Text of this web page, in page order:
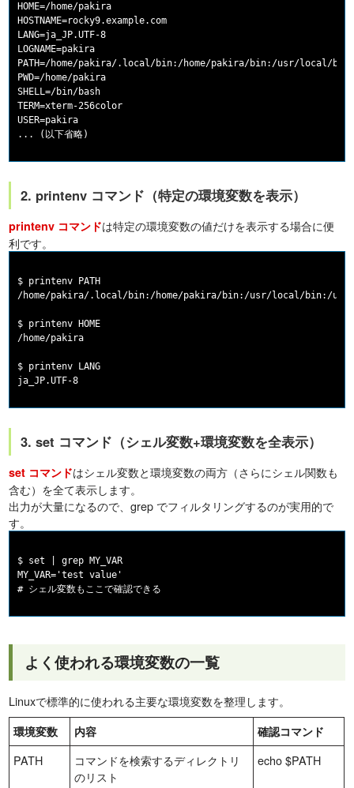
HOME=/home/pakira
HOSTNAME=rocky9.example.com
LANG=ja_JP.UTF-8
LOGNAME=pakira
PATH=/home/pakira/.local/bin:/home/pakira/bin:/usr/local/
PWD=/home/pakira
SHELL=/bin/bash
TERM=xterm-256color
USER=pakira
2. printenv コマンド（特定の環境変数を表示）
printenv コマンドは特定の環境変数の値だけを表示する場合に便
利です。
$ printenv PATH
/home/pakira/.local/bin:/home/pakira/bin:/usr/local/bin:/
$ printenv HOME
/home/pakira
$ printenv LANG
3. set コマンド（シェル変数+環境変数を全表示）
set コマンドはシェル変数と環境変数の両方（さらにシェル関数も
含む）を全て表示します。
出力が大量になるので、grep でフィルタリングするのが実用的で
す。
$ set | grep MY_VAR
MY_VAR='test value'
よく使われる環境変数の一覧
Linuxで標準的に使われる主要な環境変数を整理します。
環境変数 内容 確認コマンド
PATH
コマンドを検索するディレクトリ
のリスト
echo $PATH